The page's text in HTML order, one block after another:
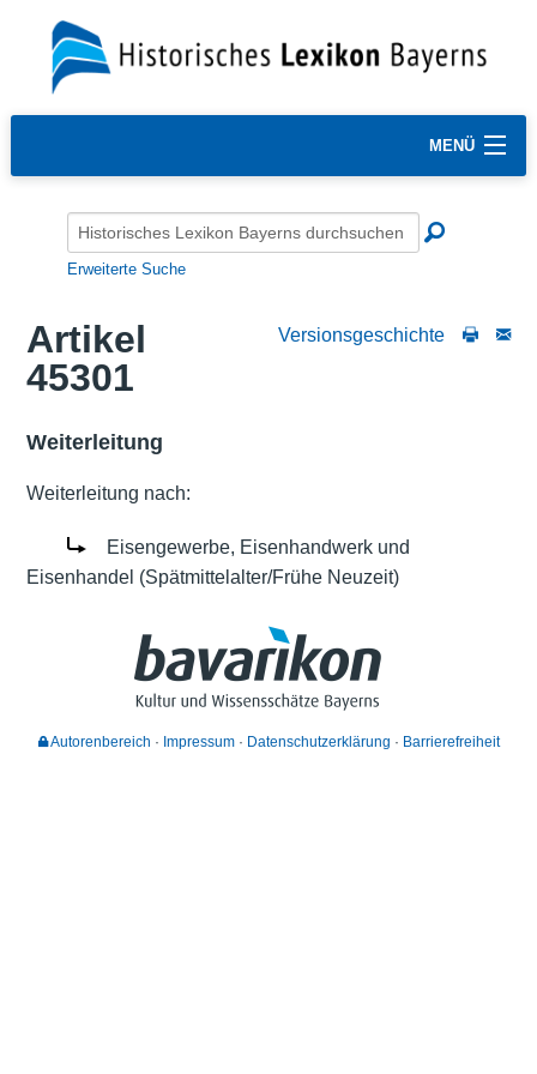
MENÜ
Erweiterte Suche
Versionsgeschichte
Artikel
45301
Weiterleitung
Weiterleitung nach:
Eisengewerbe, Eisenhandwerk und
Eisenhandel (Spätmittelalter/Frühe Neuzeit)
Autorenbereich Impressum Datenschutzerklärung Barrierefreiheit